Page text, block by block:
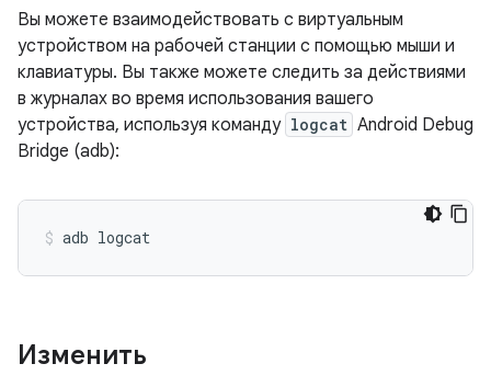
Вы можете взаимодействовать с виртуальным
устройством на рабочей станции с помощью мыши и
клавиатуры. Вы также можете следить за действиями
в журналах во время использования вашего
устройства, используя команду logcat Android Debug
Bridge (adb):
adb logcat
Изменить